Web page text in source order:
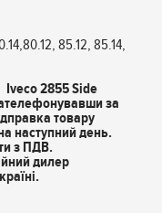
85.12, 85.14,
Iveco 2855 Side
за
товару
наступний день.
з ПДВ.
дилер